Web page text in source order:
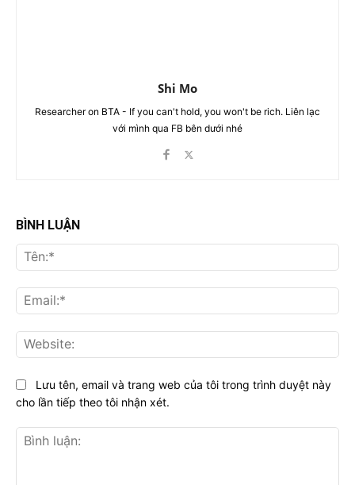
Shi Mo
Researcher on BTA - If you can't hold, you won't be rich. Liên lạc
với mình qua FB bên dưới nhé
BÌNH LUẬN
Lưu tên, email và trang web của tôi trong trình duyệt này
cho lần tiếp theo tôi nhận xét.